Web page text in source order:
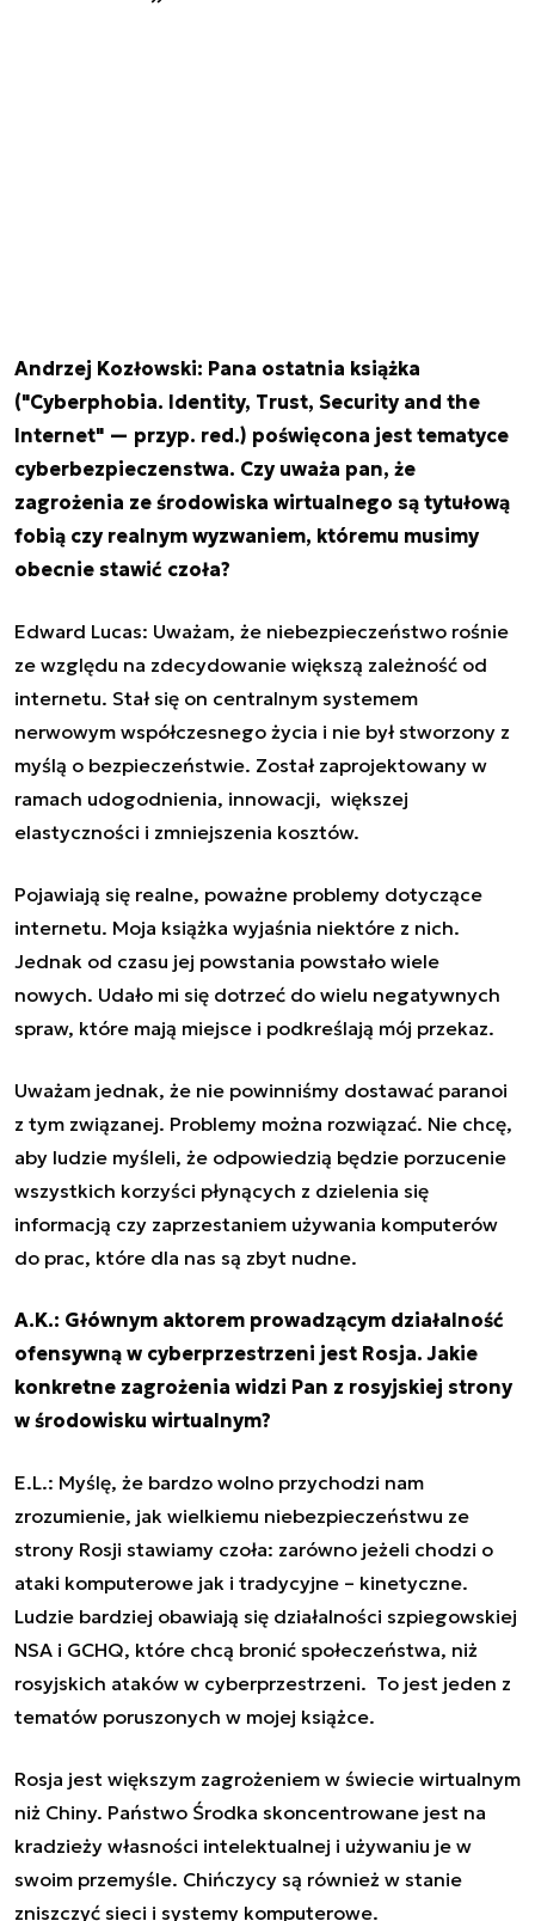
Andrzej Kozłowski: Pana ostatnia książka
("Cyberphobia. Identity, Trust, Security and the
Internet" — przyp. red.) poświęcona jest tematyce
cyberbezpieczenstwa. Czy uważa pan, że
zagrożenia ze środowiska wirtualnego są tytułową
fobią czy realnym wyzwaniem, któremu musimy
obecnie stawić czoła?
Edward Lucas: Uważam, że niebezpieczeństwo rośnie
ze względu na zdecydowanie większą zależność od
internetu. Stał się on centralnym systemem
nerwowym współczesnego życia i nie był stworzony z
myślą o bezpieczeństwie. Został zaprojektowany w
ramach udogodnienia, innowacji, większej
elastyczności i zmniejszenia kosztów.
Pojawiają się realne, poważne problemy dotyczące
internetu. Moja książka wyjaśnia niektóre z nich.
Jednak od czasu jej powstania powstało wiele
nowych. Udało mi się dotrzeć do wielu negatywnych
spraw, które mają miejsce i podkreślają mój przekaz.
Uważam jednak, że nie powinniśmy dostawać paranoi
z tym związanej. Problemy można rozwiązać. Nie chcę,
aby ludzie myśleli, że odpowiedzią będzie porzucenie
wszystkich korzyści płynących z dzielenia się
informacją czy zaprzestaniem używania komputerów
do prac, które dla nas są zbyt nudne.
A.K.: Głównym aktorem prowadzącym działalność
ofensywną w cyberprzestrzeni jest Rosja. Jakie
konkretne zagrożenia widzi Pan z rosyjskiej strony
w środowisku wirtualnym?
E.L.: Myślę, że bardzo wolno przychodzi nam
zrozumienie, jak wielkiemu niebezpieczeństwu ze
strony Rosji stawiamy czoła: zarówno jeżeli chodzi o
ataki komputerowe jak i tradycyjne – kinetyczne.
Ludzie bardziej obawiają się działalności szpiegowskiej
NSA i GCHQ, które chcą bronić społeczeństwa, niż
rosyjskich ataków w cyberprzestrzeni. To jest jeden z
tematów poruszonych w mojej książce.
Rosja jest większym zagrożeniem w świecie wirtualnym
niż Chiny. Państwo Środka skoncentrowane jest na
kradzieży własności intelektualnej i używaniu je w
swoim przemyśle. Chińczycy są również w stanie
zniszczyć sieci i systemy komputerowe.